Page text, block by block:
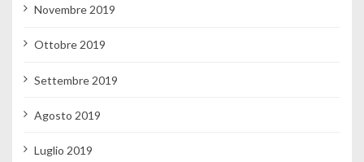
Novembre 2019
Ottobre 2019
Settembre 2019
Agosto 2019
Luglio 2019